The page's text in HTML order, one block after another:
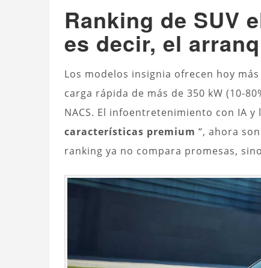
Ranking de SUV
es decir, el
Los modelos insignia ofrecen hoy
carga rápida de más de 350 kW (10-
NACS. El infoentretenimiento con IA y
características premium “, ahora
ranking ya no compara promesas,